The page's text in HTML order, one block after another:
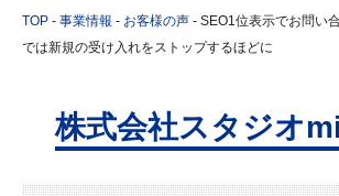
TOP - 事業情報 - お客様の声 - SEO1位表示でお問い
では新規の受け入れをストップするほどに
株式会社スタジオ